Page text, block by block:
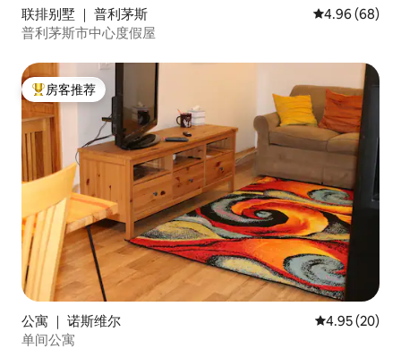
联排别墅 ｜ 普利茅斯 平均评分 4.96
4.96 (68)
普利茅斯市中心度假屋
热门「房客推荐」
房客推荐
公寓 ｜ 诺斯维尔 平均评分
4.95 (20)
单间公寓